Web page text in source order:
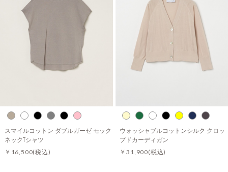
スマイルコットン ダブルガーゼ モック
ネックTシャツ
￥16,500(税込)
ウォッシャブルコットンシルク クロッ
プドカーディガン
￥31,900(税込)